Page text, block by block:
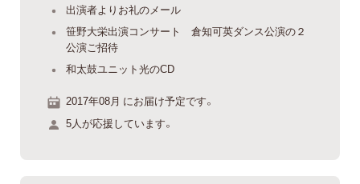
出演者よりお礼のメール
笹野大栄出演コンサート 倉知可英ダンス公演の２
公演ご招待
和太鼓ユニット光のCD
2017年08月 にお届け予定です。
5人が応援しています。